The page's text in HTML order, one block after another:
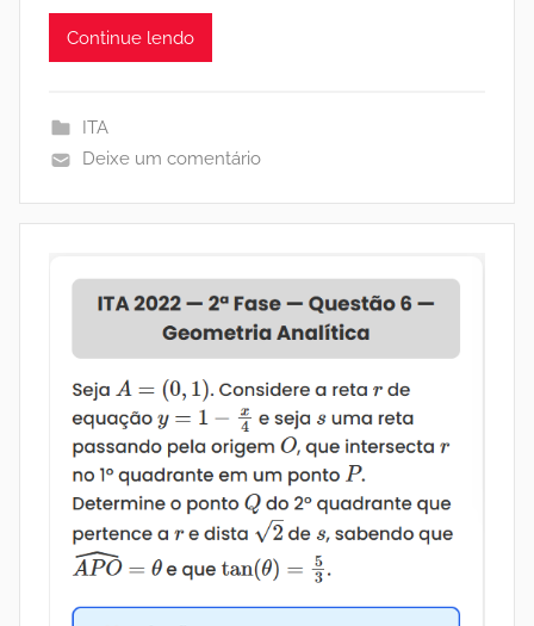
Continue lendo
ITA
Deixe um comentário